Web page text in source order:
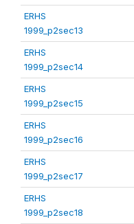
ERHS
1999_p2sec13
ERHS
1999_p2sec14
ERHS
1999_p2sec15
ERHS
1999_p2sec16
ERHS
1999_p2sec17
ERHS
1999_p2sec18